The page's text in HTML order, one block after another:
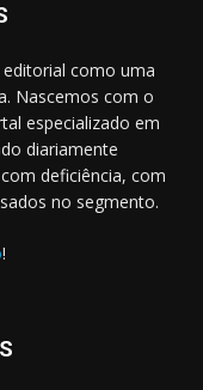
como uma
Nascemos com o
especializado em
diariamente
deficiência, com
no segmento.
!